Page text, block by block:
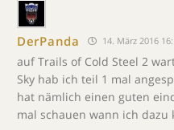
DerPanda 14. März 2016
auf Trails of Cold Steel 2
Sky hab ich teil 1 mal
hat nämlich einen guten
mal schauen wann ich dazu